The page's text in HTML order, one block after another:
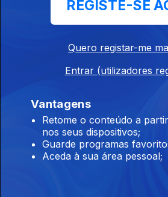
REGISTE-SE
Quero registar-me
Entrar (utilizadores
Vantagens
Retome o conteúdo a
nos seus dispositivos;
Guarde programas
Aceda à sua área pessoal;